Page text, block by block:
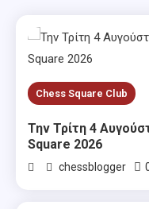
Chess Square Club
Την Τρίτη 4
Square 2026
chessblogger